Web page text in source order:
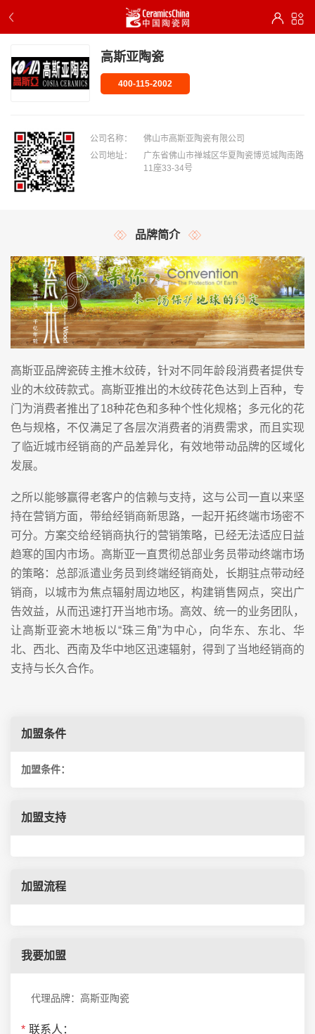
高斯亚陶瓷
400-115-2002
公司名称：
佛山市高斯亚陶瓷有限公司
公司地址：
广东省佛山市禅城区华夏陶瓷博览城陶南路
11座33-34号
品牌简介
高斯亚品牌瓷砖主推木纹砖，针对不同年龄段消费者提供专
业的木纹砖款式。高斯亚推出的木纹砖花色达到上百种，专
门为消费者推出了18种花色和多种个性化规格；多元化的花
色与规格，不仅满足了各层次消费者的消费需求，而且实现
了临近城市经销商的产品差异化，有效地带动品牌的区域化
发展。
之所以能够赢得老客户的信赖与支持，这与公司一直以来坚
持在营销方面，带给经销商新思路，一起开拓终端市场密不
可分。方案交给经销商执行的营销策略，已经无法适应日益
趋寒的国内市场。高斯亚一直贯彻总部业务员带动终端市场
的策略：总部派遣业务员到终端经销商处，长期驻点带动经
销商，以城市为焦点辐射周边地区，构建销售网点，突出广
告效益，从而迅速打开当地市场。高效、统一的业务团队，
让高斯亚瓷木地板以“珠三角”为中心，向华东、东北、华
北、西北、西南及华中地区迅速辐射，得到了当地经销商的
支持与长久合作。
加盟条件
加盟条件：
加盟支持
加盟流程
我要加盟
代理品牌：高斯亚陶瓷
* 联系人：